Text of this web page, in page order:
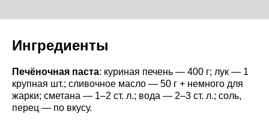
Ингредиенты
Печёночная паста: куриная печень — 400 г; лук — 1
крупная шт.; сливочное масло — 50 г + немного для
жарки; сметана — 1–2 ст. л.; вода — 2–3 ст. л.; соль,
перец — по вкусу.